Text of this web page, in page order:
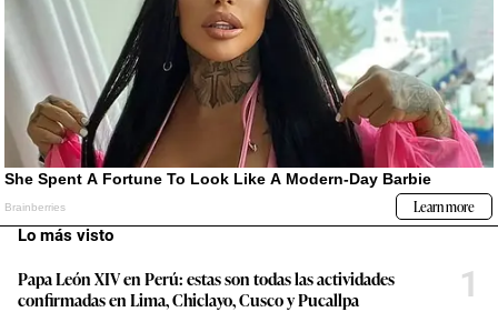
Lo más visto
Papa León XIV en Perú: estas son todas las actividades
confirmadas en Lima, Chiclayo, Cusco y Pucallpa
1